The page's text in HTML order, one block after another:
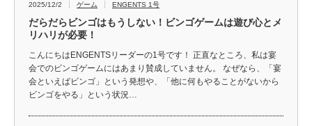
2025/12/2 ゲーム ENGENTS 1号
だらだらビンゴはもうしない！ビンゴゲームは遊び心とメ
リハリが必要！
こんにちはENGENTSリーダーの1号です！ 正直なところ、私は宴
会でのビンゴゲームにはあまり賛成していません。 なぜなら、「宴
会といえばビンゴ」という発想や、「他に何もやることがないから
ビンゴをやる」という状況…